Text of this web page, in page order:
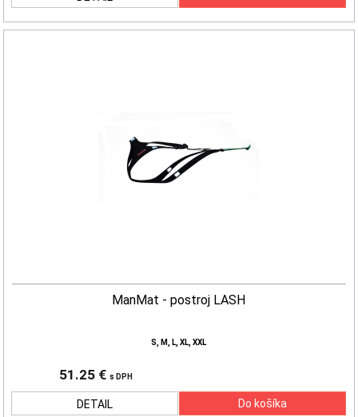
ManMat - postroj LASH
S, M, L, XL, XXL
51.25 € s DPH
DETAIL